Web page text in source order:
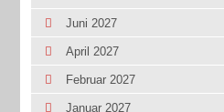
Juni 2027
April 2027
Februar 2027
Januar 2027